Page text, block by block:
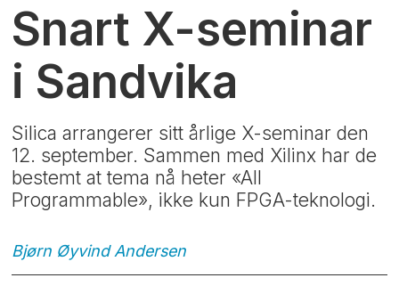
Snart X-seminar
i Sandvika
Silica arrangerer sitt årlige X-seminar den
12. september. Sammen med Xilinx har de
bestemt at tema nå heter «All
Programmable», ikke kun FPGA-teknologi.
Bjørn Øyvind Andersen